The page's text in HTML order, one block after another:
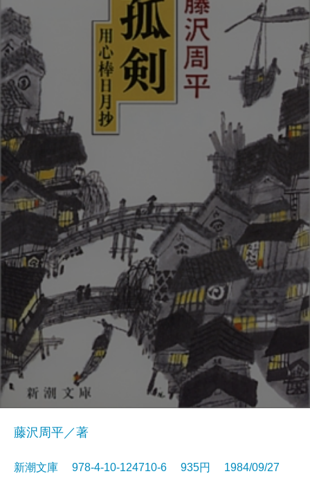
藤沢周平／著
新潮文庫 978-4-10-124710-6 935円 1984/09/27